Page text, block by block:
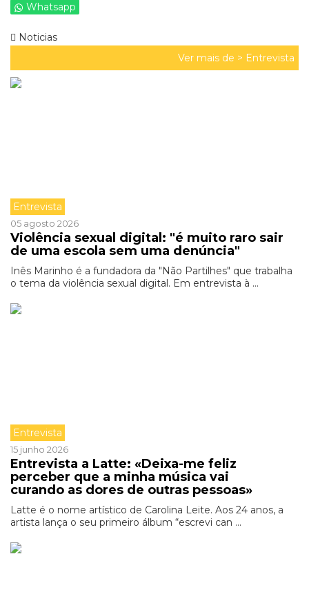
Whatsapp
Noticias
Ver mais de > Entrevista
Entrevista
05 agosto 2026
Violência sexual digital: "é muito raro sair
de uma escola sem uma denúncia"
Inês Marinho é a fundadora da "Não Partilhes" que trabalha
o tema da violência sexual digital. Em entrevista à ...
Entrevista
15 junho 2026
Entrevista a Latte: «Deixa-me feliz
perceber que a minha música vai
curando as dores de outras pessoas»
Latte é o nome artístico de Carolina Leite. Aos 24 anos, a
artista lança o seu primeiro álbum “escrevi can ...